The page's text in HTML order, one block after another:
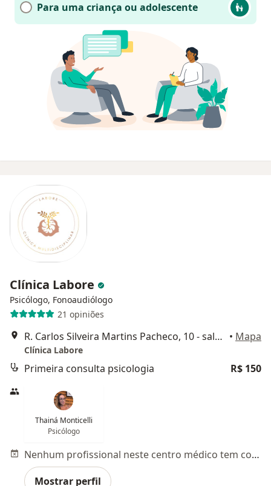
Para uma criança ou adolescente
Clínica Labore
Psicólogo, Fonoaudiólogo
21 opiniões
R. Carlos Silveira Martins Pacheco, 10 - sala 801, Porto Alegre • Mapa
Clínica Labore
Primeira consulta psicologia R$ 150
Thainá Monticelli
Psicólogo
Nenhum profissional neste centro médico tem consultas disponíveis
Mostrar perfil